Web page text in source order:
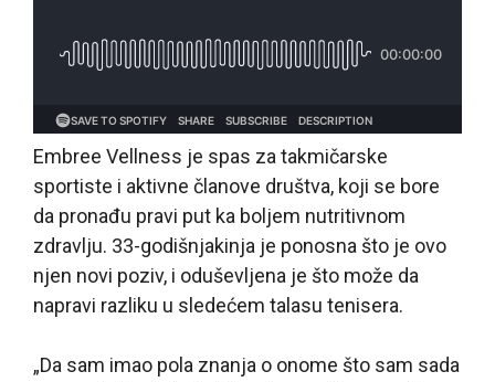
Embree Vellness je spas za takmičarske
sportiste i aktivne članove društva, koji se bore
da pronađu pravi put ka boljem nutritivnom
zdravlju. 33-godišnjakinja je ponosna što je ovo
njen novi poziv, i oduševljena je što može da
napravi razliku u sledećem talasu tenisera.
„Da sam imao pola znanja o onome što sam sada